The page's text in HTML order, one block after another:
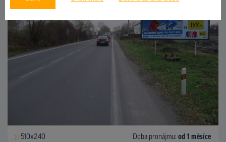
510x240 Doba pronájmu: od 1 měsíce